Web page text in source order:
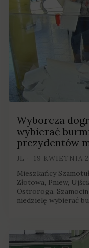
Wyborcza
wybierać
prezydentów
JL 19 KWIETNIA
Mieszkańcy
Złotowa, Pniew,
Ostroroga,
niedzielę wybierać